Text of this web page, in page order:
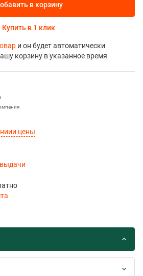
цены
в корзину
Купить в 1 клик
и он будет автоматически
корзину в указанное время